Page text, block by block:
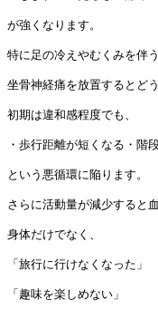
が強くなります。
特に足の冷えやむくみを伴
坐骨神経痛を放置するとど
初期は違和感程度でも、
・歩行距離が短くなる・階
という悪循環に陥ります。
さらに活動量が減少すると
身体だけでなく、
「旅行に行けなくなった」
「趣味を楽しめない」